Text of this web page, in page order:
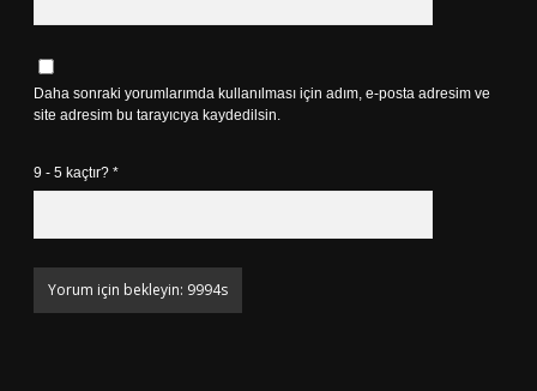
Daha sonraki yorumlarımda kullanılması için adım, e-posta adresim ve
site adresim bu tarayıcıya kaydedilsin.
9 - 5 kaçtır? *